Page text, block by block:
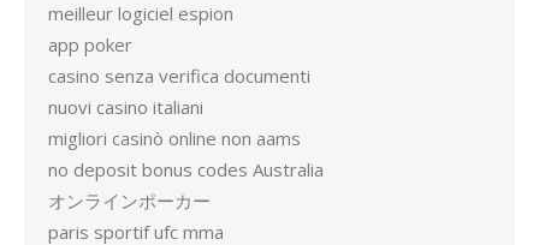
meilleur logiciel espion
app poker
casino senza verifica documenti
nuovi casino italiani
migliori casinò online non aams
no deposit bonus codes Australia
オンラインポーカー
paris sportif ufc mma